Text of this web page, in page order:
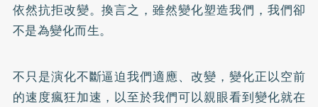
依然抗拒改變。換言之，雖然變化塑造我們，我們卻
不是為變化而生。
不只是演化不斷逼迫我們適應、改變，變化正以空前
的速度瘋狂加速，以至於我們可以親眼看到變化就在